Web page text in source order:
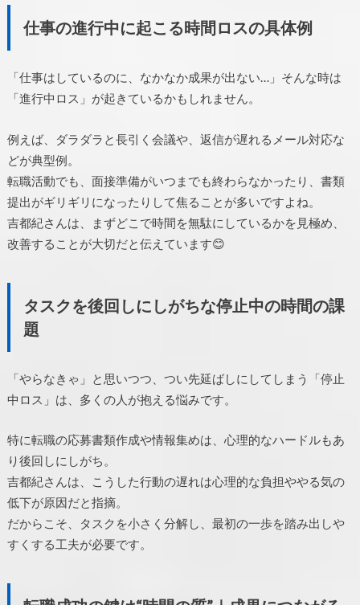
仕事の進行中に起こる時間ロスの具体例
「仕事はしているのに、なかなか成果が出ない…」そんな時は
「進行中ロス」が起きているかもしれません。
例えば、ダラダラと長引く会議や、返信が遅れるメール対応な
どが典型例。
転職活動でも、面接準備がいつまでも終わらなかったり、書類
提出がギリギリになったりして焦ることが多いですよね。
吉都紀さんは、まずどこで時間を無駄にしているかを見極め、
改善することが大切だと伝えています😊
タスクを後回しにしがちな停止中の時間の課
題
「やらなきゃ」と思いつつ、つい先延ばしにしてしまう「停止
中ロス」は、多くの人が抱える悩みです。
特に転職の応募書類作成や情報集めは、心理的なハードルもあ
り後回しにしがち。
吉都紀さんは、こうした行動の遅れは心理的な負担ややる気の
低下が原因だと指摘。
だからこそ、タスクを小さく分解し、最初の一歩を踏み出しや
すくする工夫が必要です。